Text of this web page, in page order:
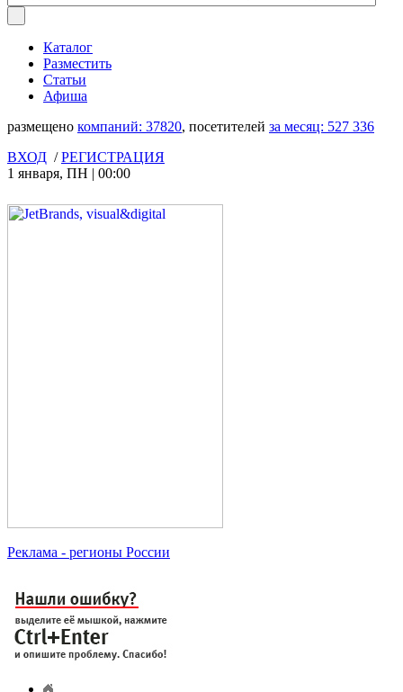
Каталог
Разместить
Статьи
Афиша
размещено компаний: 37820, посетителей за месяц: 527 336
ВХОД /РЕГИСТРАЦИЯ
1 января, ПН | 00:00
Реклама - регионы России